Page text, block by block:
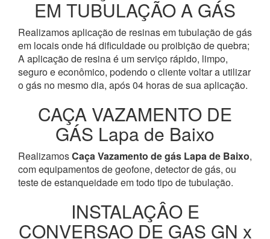
EM TUBULAÇÃO A GÁS
Realizamos aplicação de resinas em tubulação de gás
em locais onde há dificuldade ou proibição de quebra;
A aplicação de resina é um serviço rápido, limpo,
seguro e econômico, podendo o cliente voltar a utilizar
o gás no mesmo dia, após 04 horas de sua aplicação.
CAÇA VAZAMENTO DE
GÁS Lapa de Baixo
RealizamosCaça Vazamento de gás Lapa de Baixo,
com equipamentos de geofone, detector de gás, ou
teste de estanqueidade em todo tipo de tubulação.
INSTALAÇÂO E
CONVERSAO DE GAS GN x